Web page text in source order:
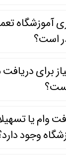
آموزشگاه
است؟
برای
وام یا
وجود